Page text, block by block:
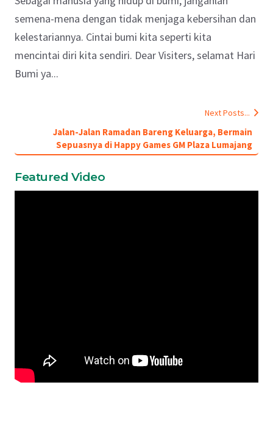
semena-mena dengan tidak menjaga kebersihan dan
kelestariannya. Cintai bumi kita seperti kita
mencintai diri kita sendiri. Dear Visiters, selamat Hari
Bumi ya...
Next Posts...
Jalan-Jalan Ramadan Bareng Keluarga, Bermain
Sepuasnya di Happy Games GM Plaza Lumajang
Featured Video